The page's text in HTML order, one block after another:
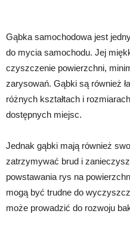
Gąbka samochodowa jest
do mycia samochodu. Jej
czyszczenie powierzchni,
zarysowań. Gąbki są również
różnych kształtach i
dostępnych miejsc.
Jednak gąbki mają również
zatrzymywać brud i
powstawania rys na
mogą być trudne do
może prowadzić do rozwoju